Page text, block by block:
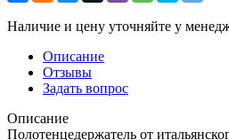
Наличие и цену уточняйте у
Описание
Отзывы
Задать вопрос
Описание
Полотенцедержатель от